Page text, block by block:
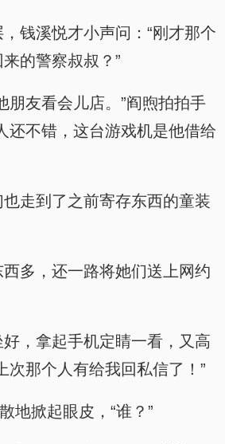
钱溪悦才小声问：“刚才那个
的警察叔叔？”
朋友看会儿店。”阎煦拍拍手
还不错，这台游戏机是他借给
走到了之前寄存东西的童装
多，还一路将她们送上网约
，拿起手机定睛一看，又高
次那个人有给我回私信了！”
地掀起眼皮，“谁？”